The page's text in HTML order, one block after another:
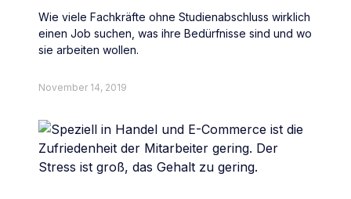
Wie viele Fachkräfte ohne Studienabschluss wirklich
einen Job suchen, was ihre Bedürfnisse sind und wo
sie arbeiten wollen.
November 14, 2019